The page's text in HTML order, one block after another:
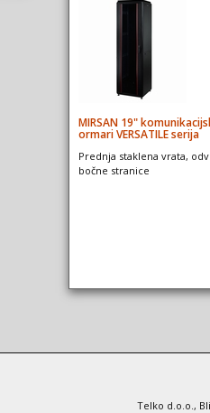
MIRSAN 19"
ormari VERSATILE serija
Prednja staklena vrata,
bočne stranice
Telko d.o.o.,